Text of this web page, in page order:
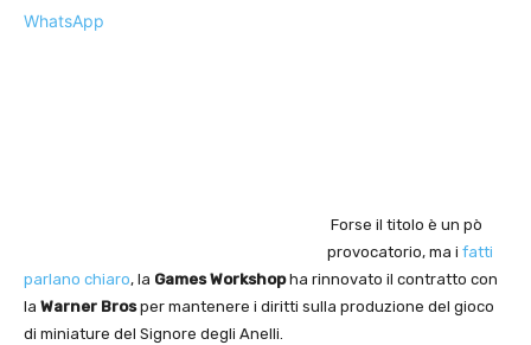
WhatsApp
Forse il titolo è un pò
provocatorio, ma i fatti
parlano chiaro, la Games Workshopha rinnovato il contratto con
la Warner Brosper mantenere i diritti sulla produzione del gioco
di miniature del Signore degli Anelli.